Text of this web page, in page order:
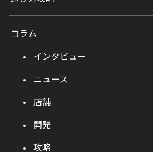
コラム
インタビュー
ニュース
店舗
開発
攻略